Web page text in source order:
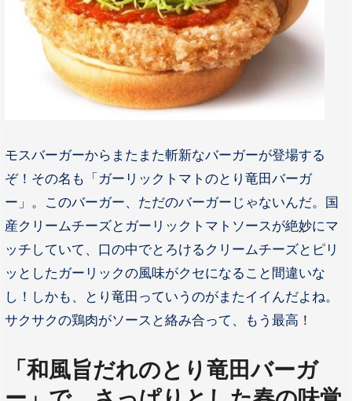
モスバーガーからまたまた斬新なバーガーが登場する
ぞ！その名も「ガーリックトマトのとり竜田バーガ
ー」。このバーガー、ただのバーガーじゃないんだ。国
産クリームチーズとガーリックトマトソースが絶妙にマ
ッチしていて、口の中でとろけるクリームチーズとピリ
ッとしたガーリックの風味がクセになること間違いな
し！しかも、とり竜田っていうのがまたイイんだよね。
サクサクの鶏肉がソースと絡み合って、もう最高！
「和風旨だれのとり竜田バーガ